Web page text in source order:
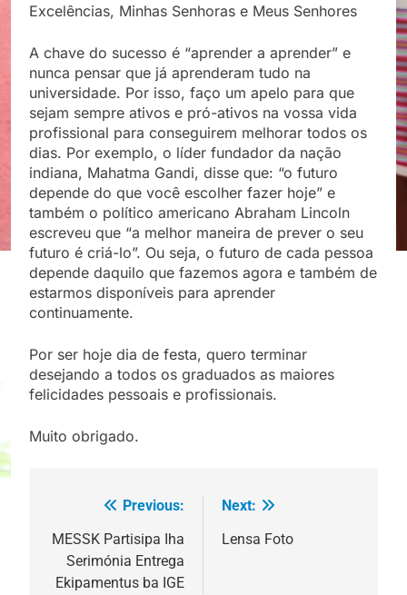
Excelências, Minhas Senhoras e Meus Senhores
A chave do sucesso é “aprender a aprender” e
nunca pensar que já aprenderam tudo na
universidade. Por isso, faço um apelo para que
sejam sempre ativos e pró-ativos na vossa vida
profissional para conseguirem melhorar todos os
dias. Por exemplo, o líder fundador da nação
indiana, Mahatma Gandi, disse que: “o futuro
depende do que você escolher fazer hoje” e
também o político americano Abraham Lincoln
escreveu que “a melhor maneira de prever o seu
futuro é criá-lo”. Ou seja, o futuro de cada pessoa
depende daquilo que fazemos agora e também de
estarmos disponíveis para aprender
continuamente.
Por ser hoje dia de festa, quero terminar
desejando a todos os graduados as maiores
felicidades pessoais e profissionais.
Muito obrigado.
navigation
Previous:
MESSK Partisipa Iha
Serimónia Entrega
Ekipamentus ba IGE
Next:
Lensa Foto